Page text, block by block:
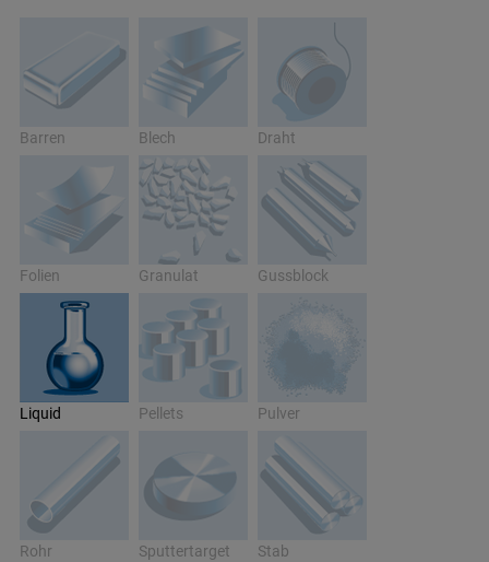
Barren Blech Draht
Folien Granulat Gussblock
Liquid Pellets Pulver
Rohr Sputtertarget Stab